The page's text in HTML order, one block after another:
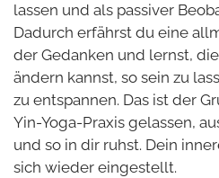
lassen und als passiver
Dadurch erfährst du eine
der Gedanken und lernst,
ändern kannst, so sein zu
zu entspannen. Das ist der
Yin-Yoga-Praxis gelassen,
und so in dir ruhst. Dein
sich wieder eingestellt.